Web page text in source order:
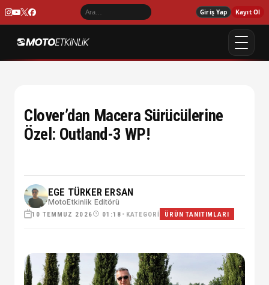
Giriş Yap Kayıt Ol
Clover’dan Macera Sürücülerine
Özel: Outland-3 WP!
EGE TÜRKER ERSAN
MotoEtkinlik Editörü
10 TEMMUZ 2026 01:18 • KATEGORI ÜRÜN TANITIMLARI